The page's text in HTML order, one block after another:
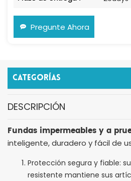
Pregunte Ahora
Categorías
DESCRIPCIÓN
Fundas impermeables y a
inteligente, duradero y fácil de
Protección segura y fiable:
resistente mantiene sus